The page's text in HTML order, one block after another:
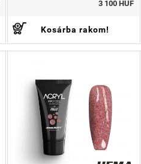
3 100 HUF
Kosárba rakom!